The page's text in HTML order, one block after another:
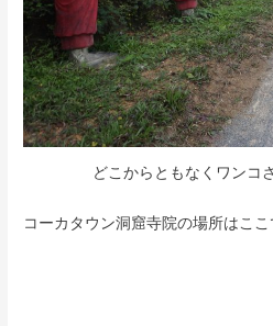
どこからともなくワンコ
コーカタウン洞窟寺院の場所はここ